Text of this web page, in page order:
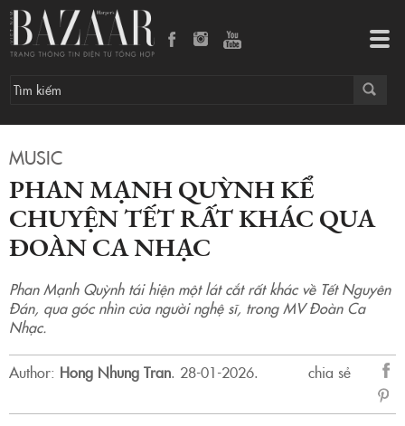
MUSIC
PHAN MẠNH QUỲNH KỂ
CHUYỆN TẾT RẤT KHÁC QUA
ĐOÀN CA NHẠC
Phan Mạnh Quỳnh tái hiện một lát cắt rất khác về Tết Nguyên
Đán, qua góc nhìn của người nghệ sĩ, trong MV Đoàn Ca
Nhạc.
Author: Hong Nhung Tran. 28-01-2026.
chia sẻ
sẻ